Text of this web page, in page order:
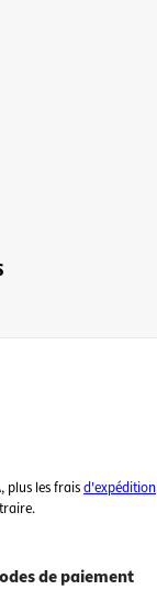
plus les fraisd'expédition
de paiement